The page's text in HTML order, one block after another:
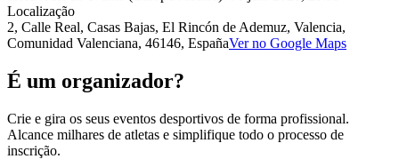
Localização
2, Calle Real, Casas Bajas, El Rincón de Ademuz, Valencia,
Comunidad Valenciana, 46146, EspañaVer no Google Maps
É um organizador?
Crie e gira os seus eventos desportivos de forma profissional.
Alcance milhares de atletas e simplifique todo o processo de
inscrição.